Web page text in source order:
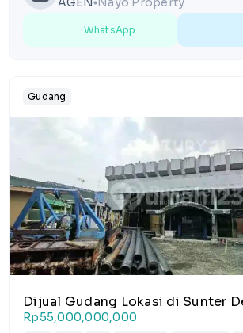
lens
WhatsApp
Gudang
Dijual Gudang Lokasi di Sunter
Rp55,000,000,000